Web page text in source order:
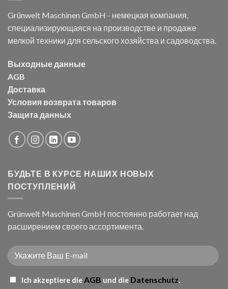
Grünwelt Maschinen GmbH - немецкая компания,
специализирующаяся на производстве и продаже
мелкой техники для сельского хозяйства и садоводства.
Выходные данные
AGB
Доставка
Условия возврата товаров
Защита данных
БУДЬТЕ В КУРСЕ НАШИХ НОВЫХ
ПОСТУПЛЕНИЙ
Grünwelt Maschinen GmbH постоянно работает над
расширением своего ассортимента.
Ich akzeptiere dieAGB und die Datenschutz.